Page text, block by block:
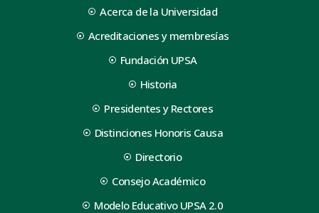
Acerca de la Universidad
Acreditaciones y membresías
Fundación UPSA
Historia
Presidentes y Rectores
Distinciones Honoris Causa
Directorio
Consejo Académico
Modelo Educativo UPSA 2.0